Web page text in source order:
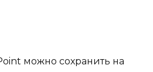
можно сохранить на